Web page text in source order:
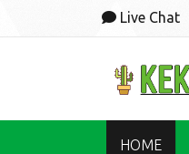
Live Chat
HOME